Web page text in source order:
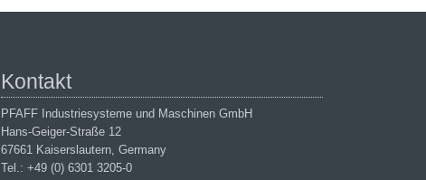
Kontakt
PFAFF Industriesysteme und Maschinen GmbH
Hans-Geiger-Straße 12
67661 Kaiserslautern, Germany
Tel.: +49 (0) 6301 3205-0